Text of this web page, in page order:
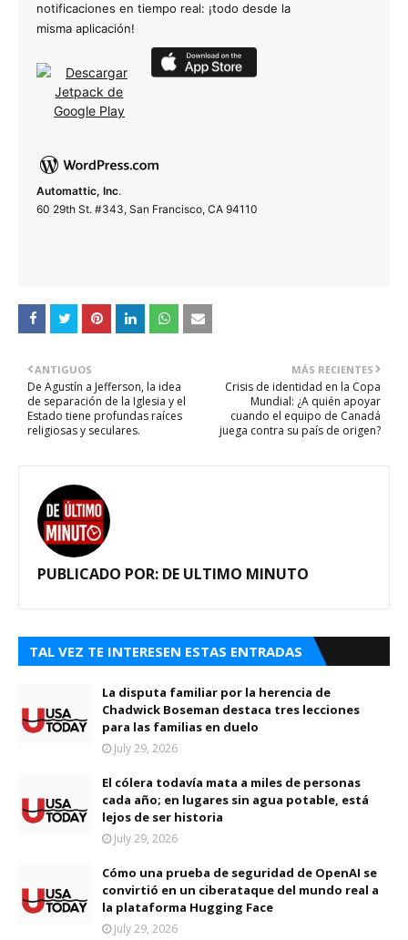
notificaciones en tiempo real: ¡todo desde la
misma aplicación!
Automattic, Inc.
60 29th St. #343, San Francisco, CA 94110
MÁS RECIENTES
Crisis de identidad en la Copa
Mundial: ¿A quién apoyar
cuando el equipo de Canadá
juega contra su país de origen?
ANTIGUOS
De Agustín a Jefferson, la idea
de separación de la Iglesia y el
Estado tiene profundas raíces
religiosas y seculares.
PUBLICADO POR: DE ULTIMO MINUTO
TAL VEZ TE INTERESEN ESTAS ENTRADAS
La disputa familiar por la herencia de
Chadwick Boseman destaca tres lecciones
para las familias en duelo
July 29, 2026
El cólera todavía mata a miles de personas
cada año; en lugares sin agua potable, está
lejos de ser historia
July 29, 2026
Cómo una prueba de seguridad de OpenAI se
convirtió en un ciberataque del mundo real a
la plataforma Hugging Face
July 29, 2026